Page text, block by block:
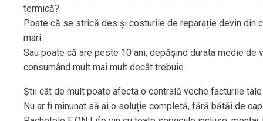
termică?
Poate că se strică des și costurile de reparație devin din
mari.
Sau poate că are peste 10 ani, depășind durata medie de
consumând mult mai mult decât trebuie.
Știi cât de mult poate afecta o centrală veche facturile tale
Nu ar fi minunat să ai o soluție completă, fără bătăi de